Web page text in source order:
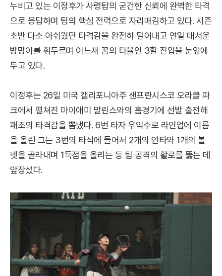
누비고 있는 이정후가 사령탑의 굳건한 신뢰에 완벽한 타격
으로 응답하며 팀의 핵심 전력으로 자리매김하고 있다. 시즌
초반 다소 아쉬웠던 타격감을 완전히 털어내고 연일 매서운
방망이를 휘두르며 어느새 꿈의 타율인 3할 진입을 눈앞에
두고 있다.
이정후는 26일 미국 캘리포니아주 샌프란시스코 오라클 파
크에서 펼쳐진 마이애미 말린스와의 홈경기에 선발 출전해
쾌조의 타격감을 뽐냈다. 6번 타자 우익수로 라인업에 이름
을 올린 그는 3번의 타석에 들어서 2개의 안타와 1개의 볼
넷을 골라내며 1득점을 올리는 등 팀 공격의 활로를 뚫는 데
앞장섰다.